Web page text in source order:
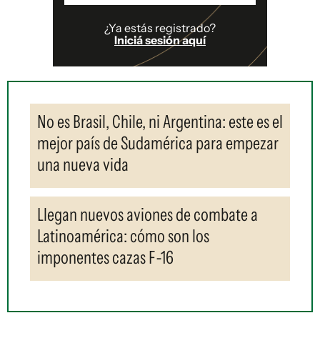
¿Ya estás registrado?
Iniciá sesión aquí
No es Brasil, Chile, ni Argentina: este es el
mejor país de Sudamérica para empezar
una nueva vida
Llegan nuevos aviones de combate a
Latinoamérica: cómo son los
imponentes cazas F-16